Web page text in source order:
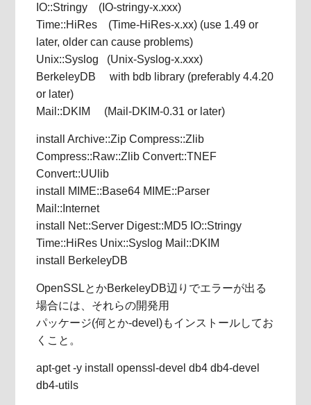
IO::Stringy (IO-stringy-x.xxx)
Time::HiRes (Time-HiRes-x.xx) (use 1.49 or
later, older can cause problems)
Unix::Syslog (Unix-Syslog-x.xxx)
BerkeleyDB with bdb library (preferably 4.4.20
or later)
Mail::DKIM (Mail-DKIM-0.31 or later)
install Archive::Zip Compress::Zlib
Compress::Raw::Zlib Convert::TNEF
Convert::UUlib
install MIME::Base64 MIME::Parser
Mail::Internet
install Net::Server Digest::MD5 IO::Stringy
Time::HiRes Unix::Syslog Mail::DKIM
install BerkeleyDB
OpenSSLとかBerkeleyDB辺りでエラーが出る
場合には、それらの開発用
パッケージ(何とか-devel)もインストールしてお
くこと。
apt-get -y install openssl-devel db4 db4-devel
db4-utils